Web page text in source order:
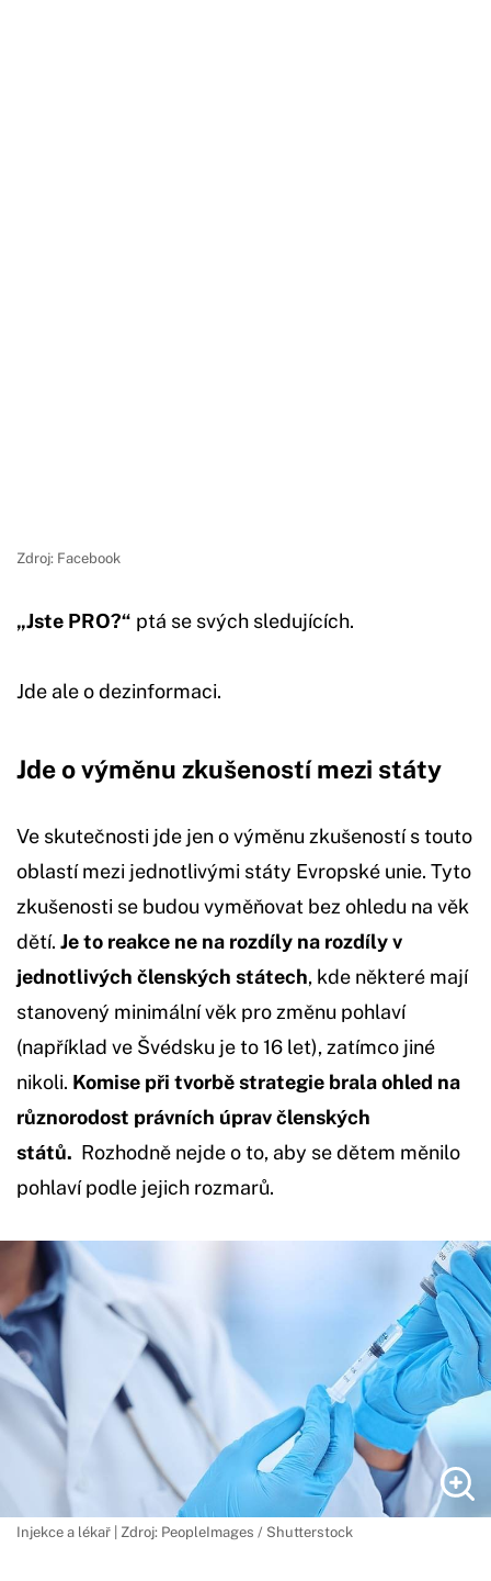
Zdroj: Facebook
„Jste PRO?“ ptá se svých sledujících.
Jde ale o dezinformaci.
Jde o výměnu zkušeností mezi státy
Ve skutečnosti jde jen o výměnu zkušeností s touto
oblastí mezi jednotlivými státy Evropské unie. Tyto
zkušenosti se budou vyměňovat bez ohledu na věk
dětí. Je to reakce ne na rozdíly na rozdíly v
jednotlivých členských státech, kde některé mají
stanovený minimální věk pro změnu pohlaví
(například ve Švédsku je to 16 let), zatímco jiné
nikoli. Komise při tvorbě strategie brala ohled na
různorodost právních úprav členských
států. Rozhodně nejde o to, aby se dětem měnilo
pohlaví podle jejich rozmarů.
Injekce a lékař | Zdroj: PeopleImages / Shutterstock